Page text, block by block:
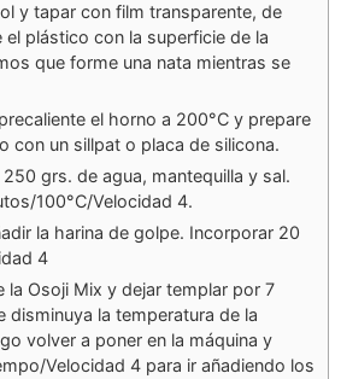
y tapar con film transparente, de
el plástico con la superficie de la
que forme una nata mientras se
el horno a 200°C y prepare
con un sillpat o placa de silicona.
grs. de agua, mantequilla y sal.
100°C/Velocidad 4.
la harina de golpe. Incorporar 20
4
la Osoji Mix y dejar templar por 7
disminuya la temperatura de la
volver a poner en la máquina y
Velocidad 4 para ir añadiendo los